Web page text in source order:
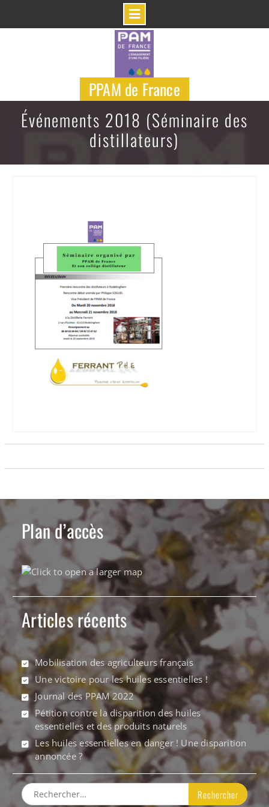
PPAM de France
Événements 2018 (Séminaire des
distillateurs)
Plan d’accès
Articles récents
Mobilisation des agriculteurs français
Une victoire pour les huiles essentielles !
Journal des PPAM 2022
Pétition contre la disparition des huiles
essentielles et des produits naturels
Les huiles essentielles en danger ! Une disparition
annoncée ?
Rechercher :